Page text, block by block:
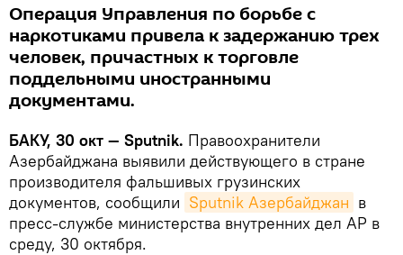
Операция Управления по борьбе с
наркотиками привела к задержанию трех
человек, причастных к торговле
поддельными иностранными
документами.
БАКУ, 30 окт — Sputnik. Правоохранители
Азербайджана выявили действующего в стране
производителя фальшивых грузинских
документов, сообщили Sputnik Азербайджан в
пресс-службе министерства внутренних дел АР в
среду, 30 октября.